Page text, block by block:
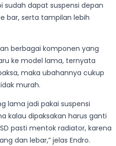
sudah dapat suspensi depan
bar, serta tampilan lebih
berbagai komponen yang
ke model lama, ternyata
maka ubahannya cukup
murah.
lama jadi pakai suspensi
kalau dipaksakan harus ganti
pasti mentok radiator, karena
dan lebar,” jelas Endro.